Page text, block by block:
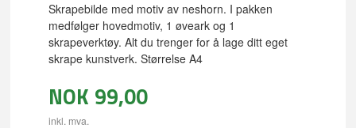
Skrapebilde med motiv av neshorn. I pakken
medfølger hovedmotiv, 1 øveark og 1
skrapeverktøy. Alt du trenger for å lage ditt eget
skrape kunstverk. Størrelse A4
NOK 99,00
inkl. mva.